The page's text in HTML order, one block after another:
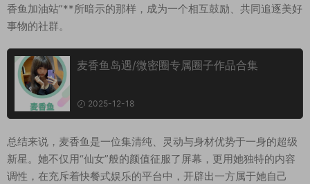
香鱼加油站”**所暗示的那样，成为一个相互鼓励、共同追逐美好
事物的社群。
麦香鱼岛遇/微密圈专属圈子作品合集
2025-12-18
总结来说，麦香鱼是一位集清纯、灵动与身材优势于一身的超级
新星。她不仅用“仙女”般的颜值征服了屏幕，更用她独特的内容
调性，在充斥着快餐式娱乐的平台中，开辟出一方属于她自己